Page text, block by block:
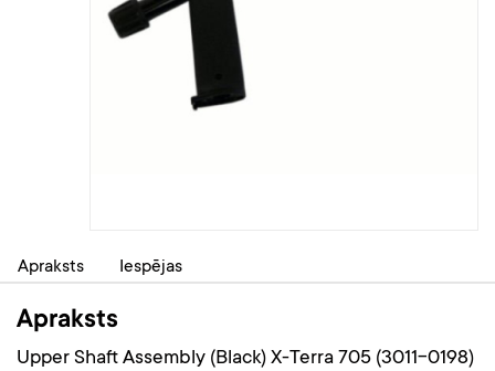
Apraksts Iespējas
Apraksts
Upper Shaft Assembly (Black) X-Terra 705 (3011-0198)